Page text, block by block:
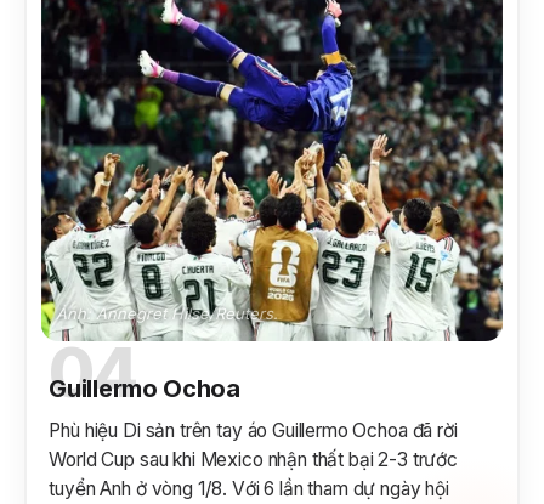
Ảnh: Annegret Hilse/Reuters.
04
Guillermo Ochoa
Phù hiệu Di sản trên tay áo Guillermo Ochoa đã rời
World Cup sau khi Mexico nhận thất bại 2-3 trước
tuyển Anh ở vòng 1/8. Với 6 lần tham dự ngày hội